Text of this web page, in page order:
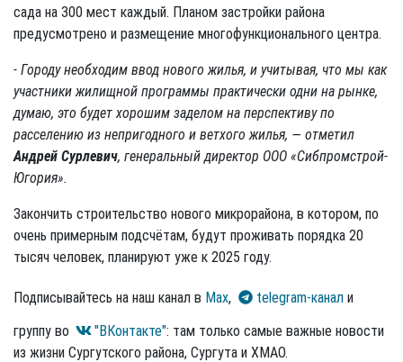
сада на 300 мест каждый. Планом застройки района
предусмотрено и размещение многофункционального центра.
- Городу необходим ввод нового жилья, и учитывая, что мы как
участники жилищной программы практически одни на рынке,
думаю, это будет хорошим заделом на перспективу по
расселению из непригодного и ветхого жилья, — отметил
Андрей Сурлевич, генеральный директор ООО «Сибпромстрой-
Югория».
Закончить строительство нового микрорайона, в котором, по
очень примерным подсчётам, будут проживать порядка 20
тысяч человек, планируют уже к 2025 году.
Подписывайтесь на наш канал в Max, telegram-канал и
группу во
"ВКонтакте": там только самые важные новости
из жизни Сургутского района, Сургута и ХМАО.